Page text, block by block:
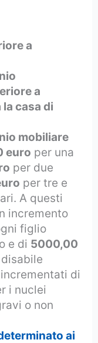
a
a
casa di
mobiliare
euro per una
per due
per tre e
A questi
incremento
figlio
e di 5000,00
di
i nuclei
o non
ai